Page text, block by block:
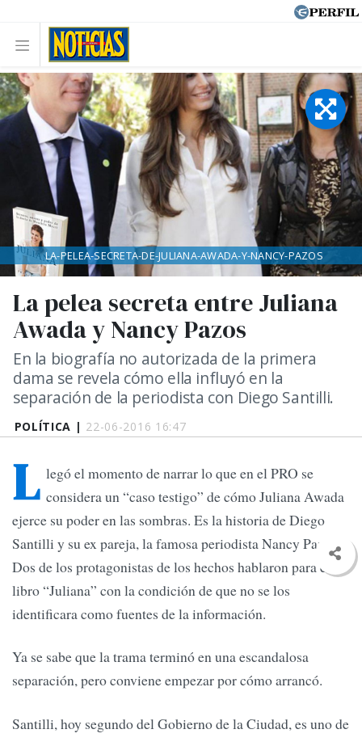
POLÍTICA | 22-06-2016 16:47
La pelea secreta entre Juliana
Awada y Nancy Pazos
En la biografía no autorizada de la primera
dama se revela cómo ella influyó en la
separación de la periodista con Diego Santilli.
LA-PELEA-SECRETA-DE-JULIANA-AWADA-Y-NANCY-PAZOS
L legó el momento de narrar lo que en el PRO se
considera un “caso testigo” de cómo Juliana Awada
ejerce su poder en las sombras. Es la historia de Diego
Santilli y su ex pareja, la famosa periodista Nancy Pazos.
Dos de los protagonistas de los hechos hablaron para el
libro “Juliana” con la condición de que no se los
identificara como fuentes de la información.
Ya se sabe que la trama terminó en una escandalosa
separación, pero conviene empezar por cómo arrancó.
Santilli, hoy segundo del Gobierno de la Ciudad, es uno de